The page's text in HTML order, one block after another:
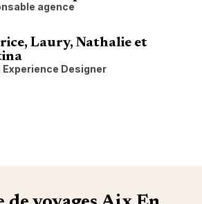
agence
Laury, Nathalie et
Experience Designer